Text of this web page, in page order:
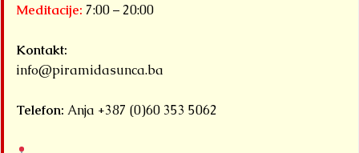
Meditacije: 7:00 – 20:00
Kontakt:
info@piramidasunca.ba
Telefon: Anja +387 (0)60 353 5062